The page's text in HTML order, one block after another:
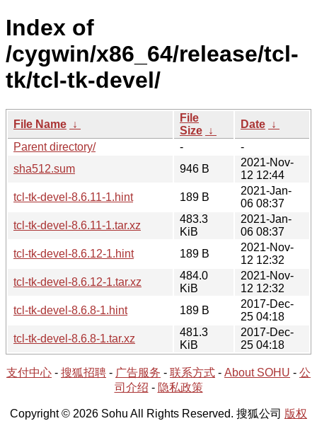
Index of
/cygwin/x86_64/release/tcl-
tk/tcl-tk-devel/
File Name ↓
File
Size ↓
Date ↓
Parent directory/
-
-
sha512.sum
946 B
2021-Nov-
12 12:44
tcl-tk-devel-8.6.11-1.hint
189 B
2021-Jan-
06 08:37
tcl-tk-devel-8.6.11-1.tar.xz
483.3
KiB
2021-Jan-
06 08:37
tcl-tk-devel-8.6.12-1.hint
189 B
2021-Nov-
12 12:32
tcl-tk-devel-8.6.12-1.tar.xz
484.0
KiB
2021-Nov-
12 12:32
tcl-tk-devel-8.6.8-1.hint
189 B
2017-Dec-
25 04:18
tcl-tk-devel-8.6.8-1.tar.xz
481.3
KiB
2017-Dec-
25 04:18
支付中心 - 搜狐招聘 - 广告服务 - 联系方式 - About SOHU - 公
司介绍 - 隐私政策
Copyright © 2026 Sohu All Rights Reserved. 搜狐公司 版权